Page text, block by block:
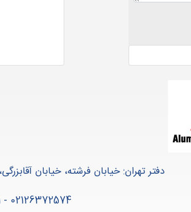
دفتر تهران: خیابان فرشته، خیابان
02126372574 - 02126372531 - 02126372558